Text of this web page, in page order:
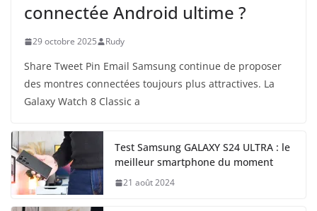
connectée Android ultime ?
29 octobre 2025 Rudy
Share Tweet Pin Email Samsung continue de proposer
des montres connectées toujours plus attractives. La
Galaxy Watch 8 Classic a
Test Samsung GALAXY S24 ULTRA : le
meilleur smartphone du moment
21 août 2024